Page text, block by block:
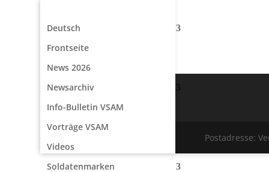
Deutsch
Frontseite
News 2026
Newsarchiv
Info-Bulletin VSAM
Vorträge VSAM
Videos
Soldatenmarken
Postadresse: